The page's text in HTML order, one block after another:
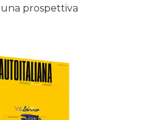
prospettiva